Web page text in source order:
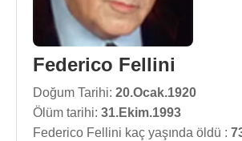
Federico Fellini
Doğum Tarihi: 20.Ocak.1920
Ölüm tarihi: 31.Ekim.1993
Federico Fellini kaç yaşında öldü :